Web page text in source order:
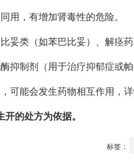
用，有增加肾毒性的危险。
妥类（如苯巴比妥）、解痉
抑制剂（用于治疗抑郁症或
可能会发生药物相互作用，详
的处方为依据。
标签：